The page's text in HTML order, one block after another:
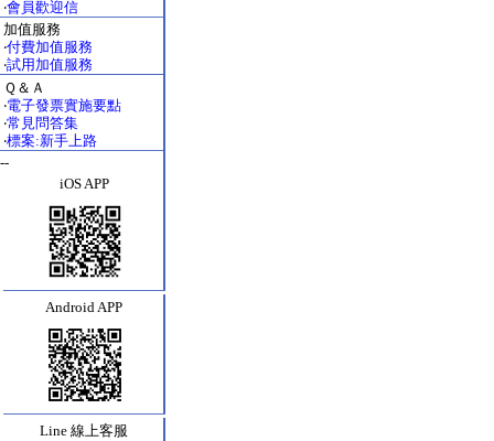
‧會員歡迎信
加值服務
‧付費加值服務
‧試用加值服務
Ｑ＆Ａ
‧電子發票實施要點
‧常見問答集
‧標案:新手上路
--
iOS APP
Android APP
Line 線上客服